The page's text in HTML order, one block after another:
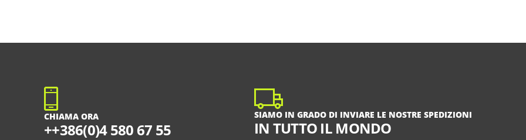
CHIAMA ORA
++386(0)4 580 67 55
SIAMO IN GRADO DI INVIARE LE NOSTRE SPEDIZIONI
IN TUTTO IL MONDO